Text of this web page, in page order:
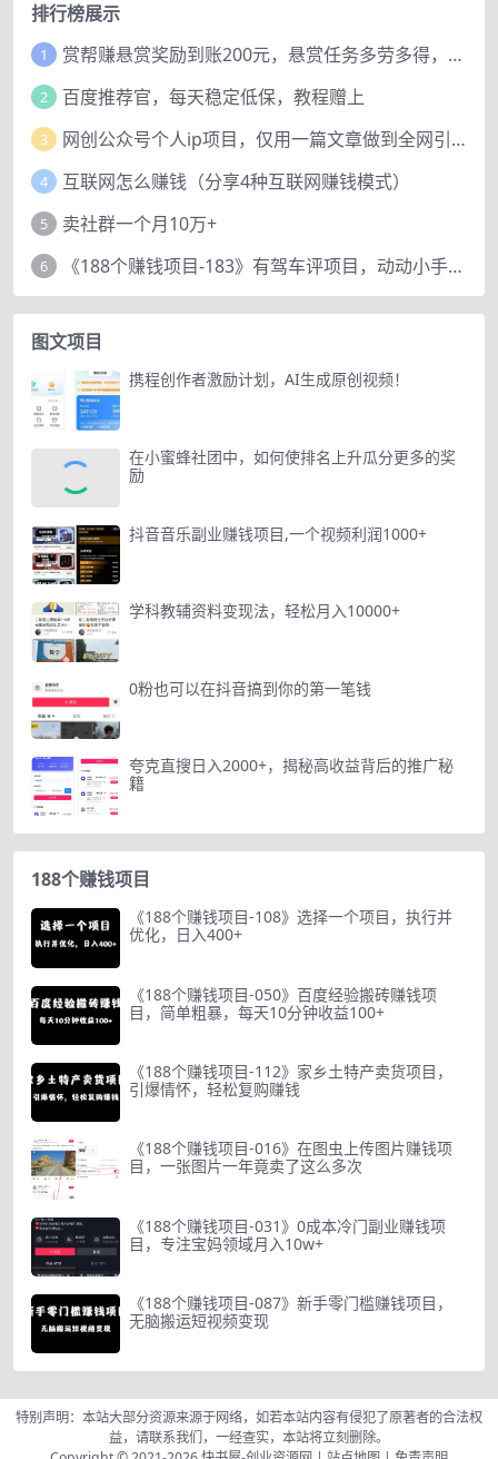
排行榜展示
1 赏帮赚悬赏奖励到账200元，悬赏任务多劳多得，人人可做。
2 百度推荐官，每天稳定低保，教程赠上
3 网创公众号个人ip项目，仅用一篇文章做到全网引流！
4 互联网怎么赚钱（分享4种互联网赚钱模式）
5 卖社群一个月10万+
6 《188个赚钱项目-183》有驾车评项目，动动小手，复制粘贴赚44元！
图文项目
携程创作者激励计划，AI生成原创视频！
在小蜜蜂社团中，如何使排名上升瓜分更多的奖
励
抖音音乐副业赚钱项目,一个视频利润1000+
学科教辅资料变现法，轻松月入10000+
0粉也可以在抖音搞到你的第一笔钱
夸克直搜日入2000+，揭秘高收益背后的推广秘
籍
188个赚钱项目
《188个赚钱项目-108》选择一个项目，执行并
优化，日入400+
《188个赚钱项目-050》百度经验搬砖赚钱项
目，简单粗暴，每天10分钟收益100+
《188个赚钱项目-112》家乡土特产卖货项目，
引爆情怀，轻松复购赚钱
《188个赚钱项目-016》在图虫上传图片赚钱项
目，一张图片一年竟卖了这么多次
《188个赚钱项目-031》0成本冷门副业赚钱项
目，专注宝妈领域月入10w+
《188个赚钱项目-087》新手零门槛赚钱项目，
无脑搬运短视频变现
特别声明：本站大部分资源来源于网络，如若本站内容有侵犯了原著者的合法权
益，请联系我们，一经查实，本站将立刻删除。